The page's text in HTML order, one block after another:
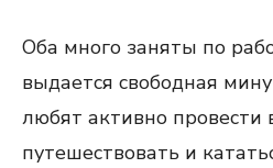
Оба много заняты по
выдается свободная
любят активно провести
путешествовать и